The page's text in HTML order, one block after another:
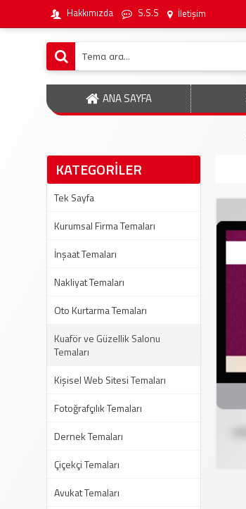
Hakkımızda S.S.S İletişim
ANA SAYFA
KATEGORİLER
Tek Sayfa
Kurumsal Firma Temaları
İnşaat Temaları
Nakliyat Temaları
Oto Kurtarma Temaları
Kuaför ve Güzellik Salonu
Temaları
Kişisel Web Sitesi Temaları
Fotoğrafçılık Temaları
Dernek Temaları
Çiçekçi Temaları
Avukat Temaları